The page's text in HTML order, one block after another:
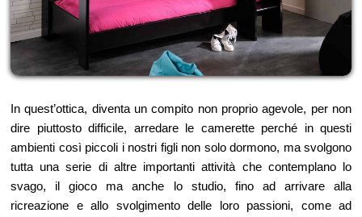
In quest’ottica, diventa un compito non proprio agevole, per non
dire piuttosto difficile, arredare le camerette perché in questi
ambienti così piccoli i nostri figli non solo dormono, ma svolgono
tutta una serie di altre importanti attività che contemplano lo
svago, il gioco ma anche lo studio, fino ad arrivare alla
ricreazione e allo svolgimento delle loro passioni, come ad